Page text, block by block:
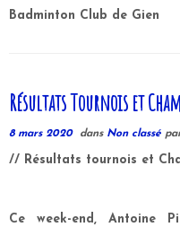
Badminton Club de Gien
Résultats Tournois et
8 mars 2020dans Non classé
// Résultats tournois et
Ce week-end, Antoine